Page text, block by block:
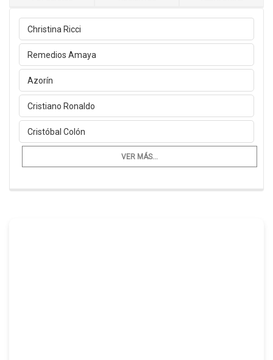
Christina Ricci
Remedios Amaya
Azorín
Cristiano Ronaldo
Cristóbal Colón
VER MÁS...